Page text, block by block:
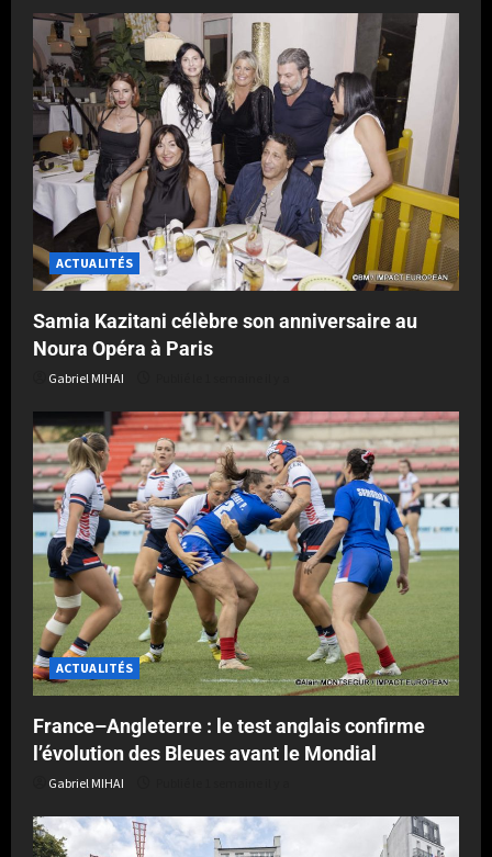
ACTUALITÉS
Samia Kazitani célèbre son anniversaire au
Noura Opéra à Paris
Gabriel MIHAI
ACTUALITÉS
France–Angleterre : le test anglais confirme
l’évolution des Bleues avant le Mondial
Gabriel MIHAI